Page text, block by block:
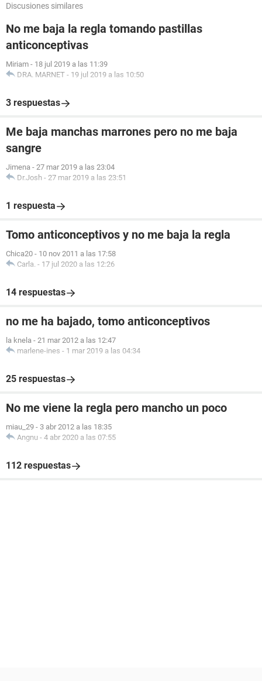
Discusiones similares
No me baja la regla tomando pastillas
anticonceptivas
Miriam - 18 jul 2019 a las 11:39
DRA. MARNET - 19 jul 2019 a las 10:50
3 respuestas
Me baja manchas marrones pero no me baja
sangre
Jimena - 27 mar 2019 a las 23:04
Dr.Josh - 27 mar 2019 a las 23:51
1 respuesta
Tomo anticonceptivos y no me baja la regla
Chica20 - 10 nov 2011 a las 17:58
Carla. - 17 jul 2020 a las 12:26
14 respuestas
no me ha bajado, tomo anticonceptivos
la knela - 21 mar 2012 a las 12:47
marlene-ines - 1 mar 2019 a las 04:34
25 respuestas
No me viene la regla pero mancho un poco
miau_29 - 3 abr 2012 a las 18:35
Angnu - 4 abr 2020 a las 07:55
112 respuestas